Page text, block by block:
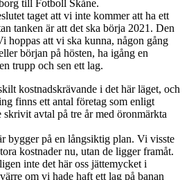
till Fotboll Skåne.
taget att vi inte kommer att ha ett
tanken är att det ska börja 2021. Den
hoppas att vi ska kunna, någon gång
början på hösten, ha igång en
trupp och sen ett lag.
kostnadskrävande i det här läget, och
finns ett antal företag som enligt
avtal på tre år med öronmärkta
bygger på en långsiktig plan. Vi visste
kostnader nu, utan de ligger framåt.
inte det här oss jättemycket i
om vi hade haft ett lag på banan